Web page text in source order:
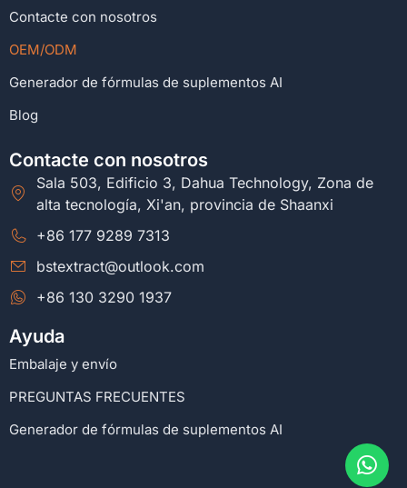
Contacte con nosotros
OEM/ODM
Generador de fórmulas de suplementos AI
Blog
Contacte con nosotros
Sala 503, Edificio 3, Dahua Technology, Zona de
alta tecnología, Xi'an, provincia de Shaanxi
+86 177 9289 7313
bstextract@outlook.com
+86 130 3290 1937
Ayuda
Embalaje y envío
PREGUNTAS FRECUENTES
Generador de fórmulas de suplementos AI